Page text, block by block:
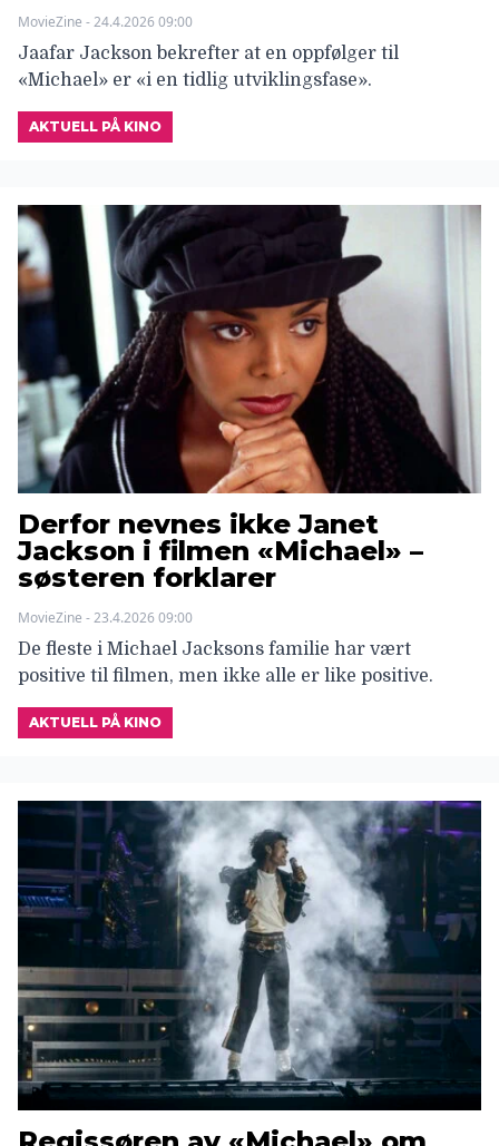
MovieZine - 24.4.2026 09:00
Jaafar Jackson bekrefter at en oppfølger til
«Michael» er «i en tidlig utviklingsfase».
AKTUELL PÅ KINO
Derfor nevnes ikke Janet
Jackson i filmen «Michael» –
søsteren forklarer
MovieZine - 23.4.2026 09:00
De fleste i Michael Jacksons familie har vært
positive til filmen, men ikke alle er like positive.
AKTUELL PÅ KINO